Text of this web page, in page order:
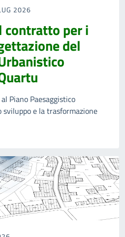
2026
per i
del
Piano Paesaggistico
sviluppo e la trasformazione